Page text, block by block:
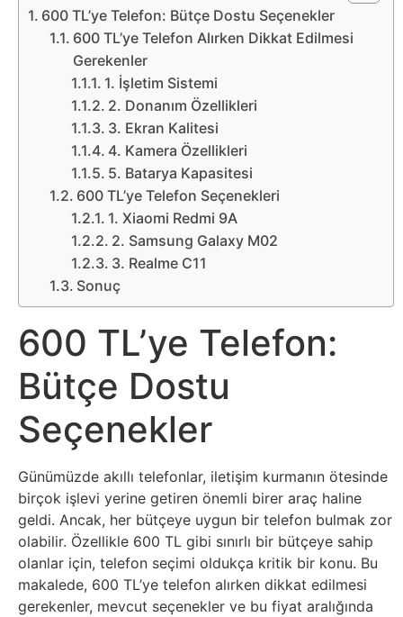
Belgesel
Bilgi
Bilgisayar
Bilim
Bitcoin
Bitkiler
Çizgi
Film
Diğer
Sosyal
Medyalar
Din
Dokümanlar
Domain
600 TL’ye Telefon: Bütçe Dostu Seçenekler
600 TL’ye Telefon Alırken Dikkat Edilmesi
Gerekenler
1. İşletim Sistemi
2. Donanım Özellikleri
3. Ekran Kalitesi
4. Kamera Özellikleri
5. Batarya Kapasitesi
600 TL’ye Telefon Seçenekleri
1. Xiaomi Redmi 9A
2. Samsung Galaxy M02
3. Realme C11
Sonuç
600 TL’ye Telefon:
Bütçe Dostu
Seçenekler
Günümüzde akıllı telefonlar, iletişim kurmanın ötesinde
birçok işlevi yerine getiren önemli birer araç haline
geldi. Ancak, her bütçeye uygun bir telefon bulmak zor
olabilir. Özellikle 600 TL gibi sınırlı bir bütçeye sahip
olanlar için, telefon seçimi oldukça kritik bir konu. Bu
makalede, 600 TL’ye telefon alırken dikkat edilmesi
gerekenler, mevcut seçenekler ve bu fiyat aralığında